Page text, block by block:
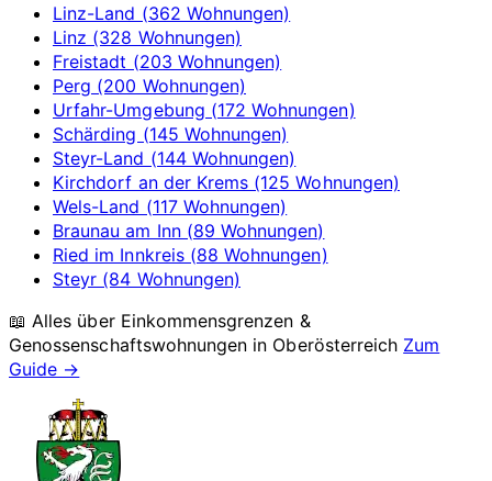
Linz-Land (362 Wohnungen)
Linz (328 Wohnungen)
Freistadt (203 Wohnungen)
Perg (200 Wohnungen)
Urfahr-Umgebung (172 Wohnungen)
Schärding (145 Wohnungen)
Steyr-Land (144 Wohnungen)
Kirchdorf an der Krems (125 Wohnungen)
Wels-Land (117 Wohnungen)
Braunau am Inn (89 Wohnungen)
Ried im Innkreis (88 Wohnungen)
Steyr (84 Wohnungen)
📖 Alles über Einkommensgrenzen &
Genossenschaftswohnungen in Oberösterreich Zum
Guide →